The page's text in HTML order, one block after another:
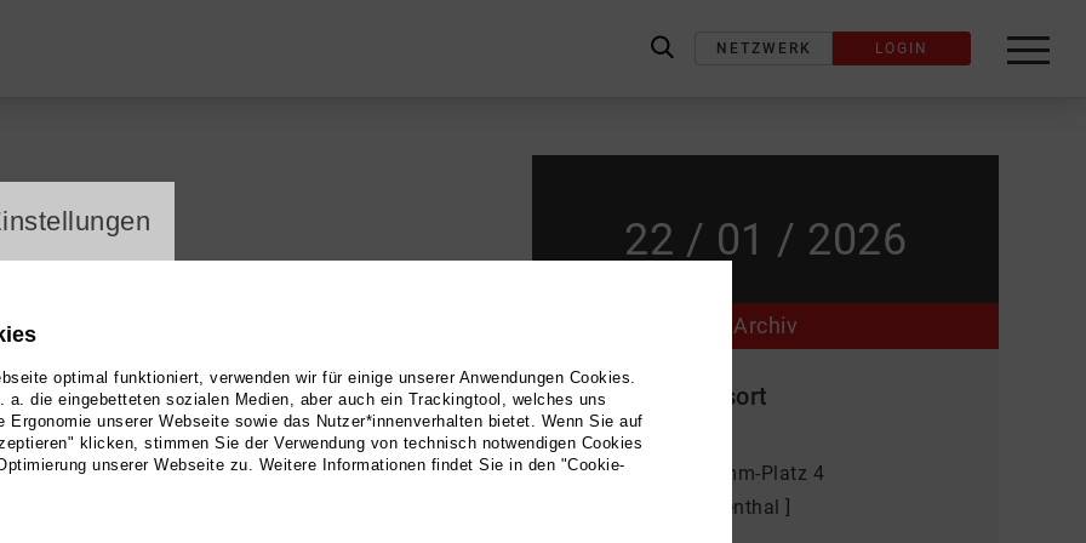
label_search
NETZWERK LOGIN
22 / 01 / 2026
Archiv
Veranstaltungsort
VENTANA
Elisabeth-von-Mumm-Platz 4
50937 Köln [ Lindenthal ]
optimal funktioniert, verwenden wir für einige unserer Anwendungen Cookies.
a. die eingebetteten sozialen Medien, aber auch ein Trackingtool, welches uns
Ergonomie unserer Webseite sowie das Nutzer*innenverhalten bietet. Wenn Sie auf
klicken, stimmen Sie der Verwendung von technisch notwendigen Cookies
unserer Webseite zu. Weitere Informationen findet Sie in den "Cookie-